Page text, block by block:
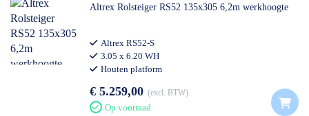
Altrex Rolsteiger RS52 135x305 6,2m werkhoogte
Altrex RS52-S
3.05 x 6.20 WH
Houten platform
€ 5.259,00 excl. BTW
Op voorraad